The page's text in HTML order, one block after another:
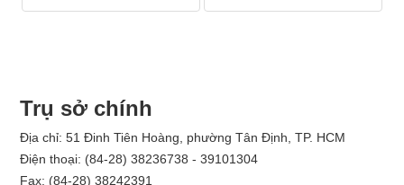
Trụ sở chính
Địa chỉ: 51 Đinh Tiên Hoàng, phường Tân Định, TP. HCM
Điện thoại: (84-28) 38236738 - 39101304
Fax: (84-28) 38242391